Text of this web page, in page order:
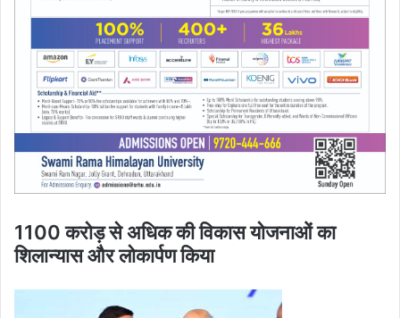
1100 करोड़ से अधिक की विकास योजनाओं का
शिलान्यास और लोकार्पण किया